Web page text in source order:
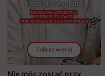
Zobacz więcej
Nie móc zostać przy